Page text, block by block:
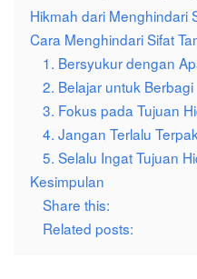
Hikmah dari Menghindari
Cara Menghindari Sifat
1. Bersyukur dengan
2. Belajar untuk Berbagi
3. Fokus pada Tujuan
4. Jangan Terlalu
5. Selalu Ingat Tujuan
Kesimpulan
Share this:
Related posts: